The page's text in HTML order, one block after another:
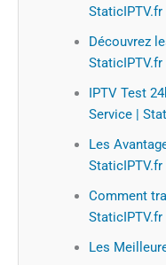
StaticIPTV.fr
Découvrez
StaticIPTV.fr
IPTV Test
Service |
Les
StaticIPTV.fr
Comment
StaticIPTV.fr
Les